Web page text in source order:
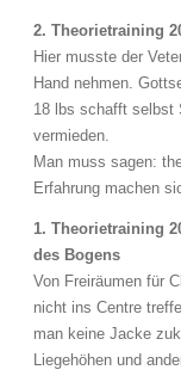
2. Theorietraining
Hier musste der
Hand nehmen.
18 lbs schafft selbst
vermieden.
Man muss sagen:
Erfahrung machen
1. Theorietraining
des Bogens
Von Freiräumen für
nicht ins Centre
man keine Jacke
Liegehöhen und